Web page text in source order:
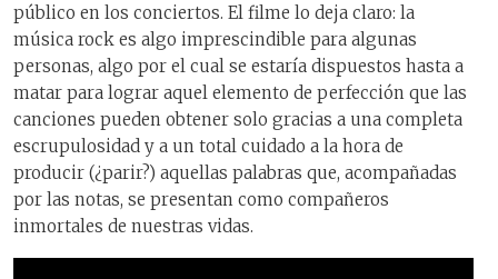
público en los conciertos. El filme lo deja claro: la
música rock es algo imprescindible para algunas
personas, algo por el cual se estaría dispuestos hasta a
matar para lograr aquel elemento de perfección que las
canciones pueden obtener solo gracias a una completa
escrupulosidad y a un total cuidado a la hora de
producir (¿parir?) aquellas palabras que, acompañadas
por las notas, se presentan como compañeros
inmortales de nuestras vidas.